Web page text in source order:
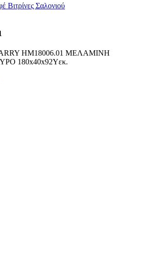
Βιτρίνες Σαλονιού
HM18006.01 ΜΕΛΑΜΙΝΗ
180x40x92Υεκ.